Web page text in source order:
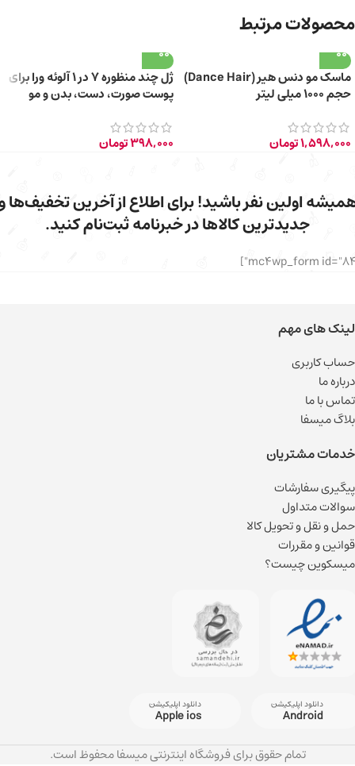
محصولات مرتبط
ماسک مو دنس هیر (Dance Hair)
حجم ۱۰۰۰ میلی لیتر
1,598,000تومان
ژل چند منظوره 7 در 1 آلوئه ورا برای
پوست صورت، دست، بدن و مو
398,000تومان
اولین نفر باشید! برای اطلاع از آخرین تخفیف‌ها
جدیدترین کالاها در خبرنامه ثبت‌نام کنید.
لینک های مهم
حساب کاربری
درباره ما
تماس با ما
بلاگ میسفا
خدمات مشتریان
پیگیری سفارشات
سوالات متداول
حمل و نقل و تحویل کالا
قوانین و مقررات
میسکوین چیست؟
دانلود اپلیکیشن
Android
دانلود اپلیکیشن
Apple ios
تمام حقوق برای فروشگاه اینترنتی میسفا محفوظ است.